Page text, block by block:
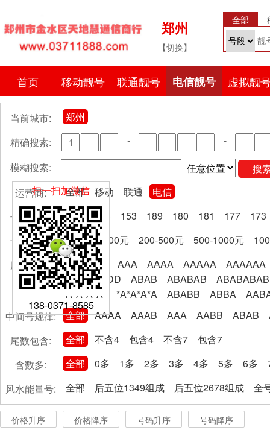
郑州
【切换】
全部
首页 移动靓号 联通靓号 电信靓号 虚拟靓
当前城市:
郑州
精确搜索:
-
-
模糊搜索:
搜
运营商:
全部 移动 联通
电信
号段分类:
全部 133 153 189 180 181 177
173
卡费区间:
全部 0-200元 200-500元 500-1000元
尾号规律:
全部 AA AAA AAAA AAAAA
AAAAAA
AABBCCDD
ABAB ABABAB
ABABABAB
A*A*A*A*
*A*A*A*A ABABB ABBA
中间号规律:
全部 AAAA AAAB AAA AABB ABAB
尾数包含:
全部 不含4 包含4 不含7
包含7
含数多:
全部 0多 1多 2多 3多 4多 5多 6多
风水能量号:
全部 后五位1349组成 后五位2678组成 全
价格升序 价格降序 号码升序 号码降序
扫一扫加微信
138-0371-8585